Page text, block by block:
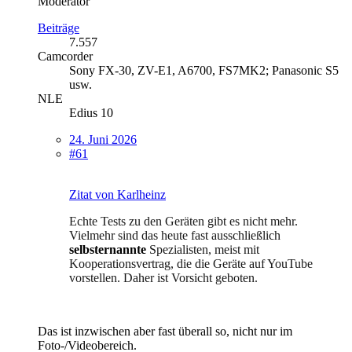
Beiträge
7.557
Camcorder
Sony FX-30, ZV-E1, A6700, FS7MK2; Panasonic S5
usw.
NLE
Edius 10
24. Juni 2026
#61
Zitat von Karlheinz
Echte Tests zu den Geräten gibt es nicht mehr.
Vielmehr sind das heute fast ausschließlich
selbsternannte Spezialisten, meist mit
Kooperationsvertrag, die die Geräte auf YouTube
vorstellen. Daher ist Vorsicht geboten.
Das ist inzwischen aber fast überall so, nicht nur im
Foto-/Videobereich.